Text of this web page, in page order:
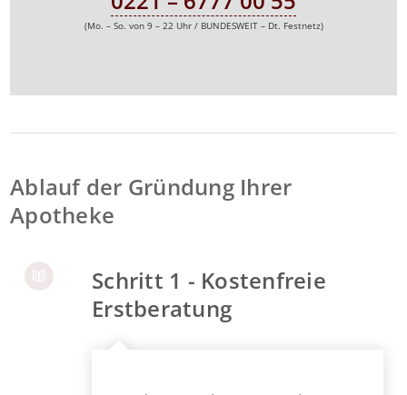
(Mo. – So. von 9 – 22 Uhr / BUNDESWEIT – Dt. Festnetz)
Ablauf der Gründung Ihrer
Apotheke
Schritt 1 - Kostenfreie
Erstberatung